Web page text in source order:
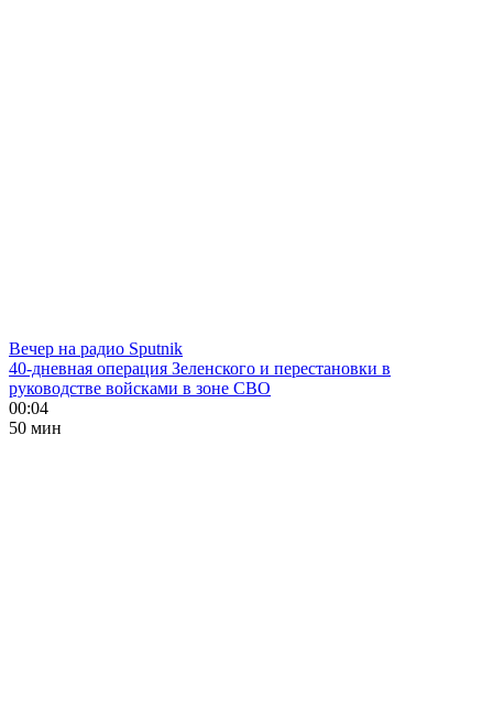
Вечер на радио Sputnik
40-дневная операция Зеленского и перестановки в
руководстве войсками в зоне СВО
00:04
50 мин